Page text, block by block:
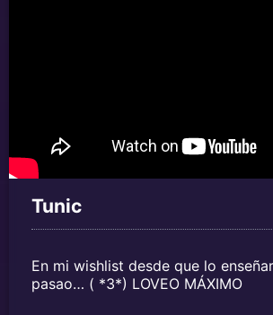
Tunic
En mi wishlist desde que lo
pasao… ( *3*) LOVEO MÁXIMO